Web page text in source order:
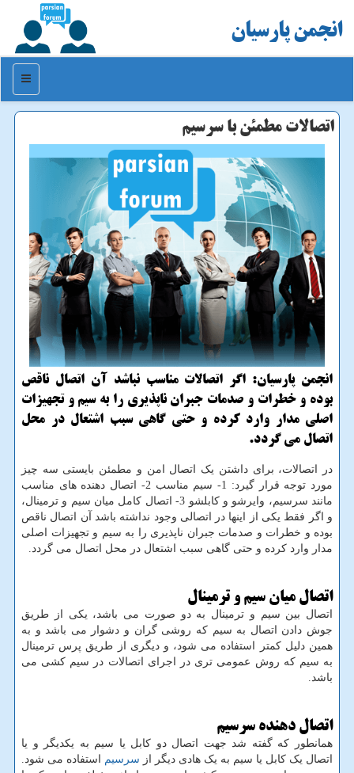
انجمن پارسیان
منو
اتصالات مطمئن با سرسیم
انجمن پارسیان: اگر اتصالات مناسب نباشد آن اتصال ناقص
بوده و خطرات و صدمات جبران ناپذیری را به سیم و تجهیزات
اصلی مدار وارد كرده و حتی گاهی سبب اشتعال در محل
اتصال می گردد.
در اتصالات، برای داشتن یک اتصال امن و مطمئن بایستی سه چیز
مورد توجه قرار گیرد: 1- سیم مناسب 2- اتصال دهنده های مناسب
مانند سرسیم، وایرشو و کابلشو 3- اتصال کامل میان سیم و ترمینال،
و اگر فقط یکی از اینها در اتصالی وجود نداشته باشد آن اتصال ناقص
بوده و خطرات و صدمات جبران ناپذیری را به سیم و تجهیزات اصلی
مدار وارد کرده و حتی گاهی سبب اشتعال در محل اتصال می گردد.
اتصال میان سیم و ترمینال
اتصال بین سیم و ترمینال به دو صورت می باشد، یکی از طریق
جوش دادن اتصال به سیم که روشی گران و دشوار می باشد و به
همین دلیل کمتر استفاده می شود، و دیگری از طریق پرس ترمینال
به سیم که روش عمومی تری در اجرای اتصالات در سیم کشی می
باشد.
اتصال دهنده سرسیم
همانطور که گفته شد جهت اتصال دو کابل یا سیم به یکدیگر و یا
اتصال یک کابل یا سیم به یک هادی دیگر از سرسیم استفاده می شود.